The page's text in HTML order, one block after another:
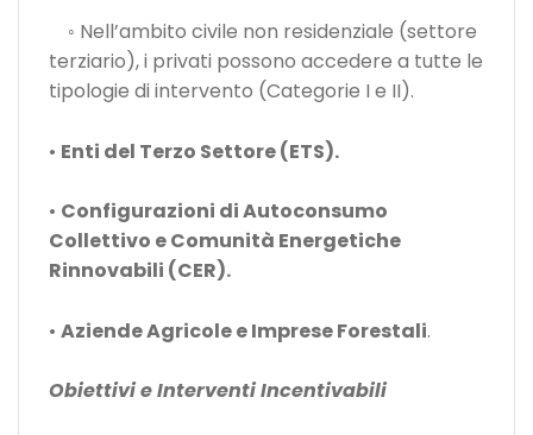
◦ Nell’ambito civile non residenziale (settore
terziario), i privati possono accedere a tutte le
tipologie di intervento (Categorie I e II).
• Enti del Terzo Settore (ETS).
• Configurazioni di Autoconsumo
Collettivo e Comunità Energetiche
Rinnovabili (CER).
• Aziende Agricole e Imprese Forestali.
Obiettivi e Interventi Incentivabili